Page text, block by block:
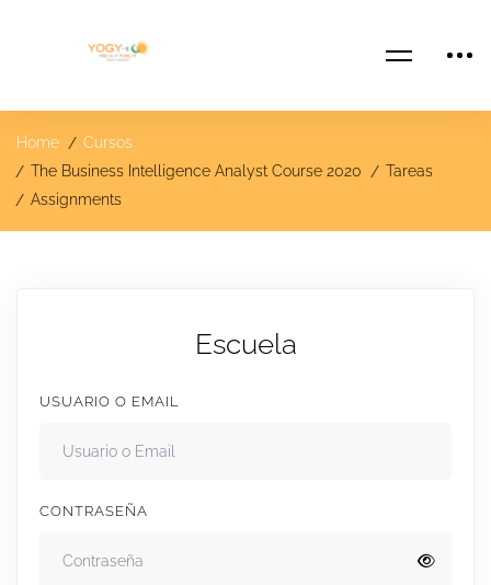
Home
Cursos
The Business Intelligence Analyst Course 2020
Tareas
Assignments
Escuela
USUARIO O EMAIL
CONTRASEÑA